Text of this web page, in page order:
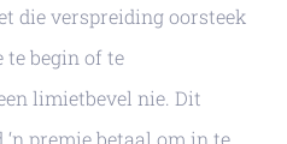
die verspreiding oorsteek
te begin of te
limietbevel nie. Dit
premie betaal om in te